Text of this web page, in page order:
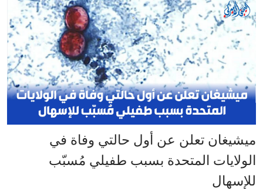
ميشيغان تعلن عن أول حالتي وفاة في
الولايات المتحدة بسبب طفيلي مُسبّب
للإسهال